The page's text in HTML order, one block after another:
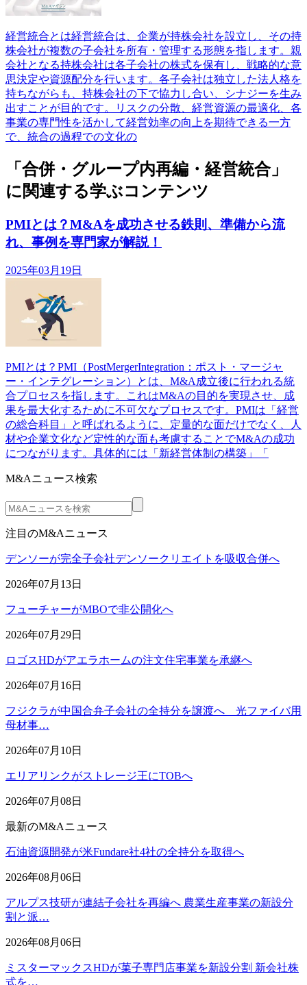
経営統合とは経営統合は、企業が持株会社を設立し、その持
株会社が複数の子会社を所有・管理する形態を指します。親
会社となる持株会社は各子会社の株式を保有し、戦略的な意
思決定や資源配分を行います。各子会社は独立した法人格を
持ちながらも、持株会社の下で協力し合い、シナジーを生み
出すことが目的です。リスクの分散、経営資源の最適化、各
事業の専門性を活かして経営効率の向上を期待できる一方
で、統合の過程での文化の
「合併・グループ内再編・経営統合」
に関連する学ぶコンテンツ
PMIとは？M&Aを成功させる鉄則、準備から流
れ、事例を専門家が解説！
2025年03月19日
PMIとは？PMI（PostMergerIntegration：ポスト・マージャ
ー・インテグレーション）とは、M&A成立後に行われる統
合プロセスを指します。これはM&Aの目的を実現させ、成
果を最大化するために不可欠なプロセスです。PMIは「経営
の総合科目」と呼ばれるように、定量的な面だけでなく、人
材や企業文化など定性的な面も考慮することでM&Aの成功
につながります。具体的には「新経営体制の構築」「
M&Aニュース検索
注目のM&Aニュース
デンソーが完全子会社デンソークリエイトを吸収合併へ
2026年07月13日
フューチャーがMBOで非公開化へ
2026年07月29日
ロゴスHDがアエラホームの注文住宅事業を承継へ
2026年07月16日
フジクラが中国合弁子会社の全持分を譲渡へ 光ファイバ用
母材事…
2026年07月10日
エリアリンクがストレージ王にTOBへ
2026年07月08日
最新のM&Aニュース
石油資源開発が米Fundare社4社の全持分を取得へ
2026年08月06日
アルプス技研が連結子会社を再編へ 農業生産事業の新設分
割と派…
2026年08月06日
ミスターマックスHDが菓子専門店事業を新設分割 新会社株
式を…